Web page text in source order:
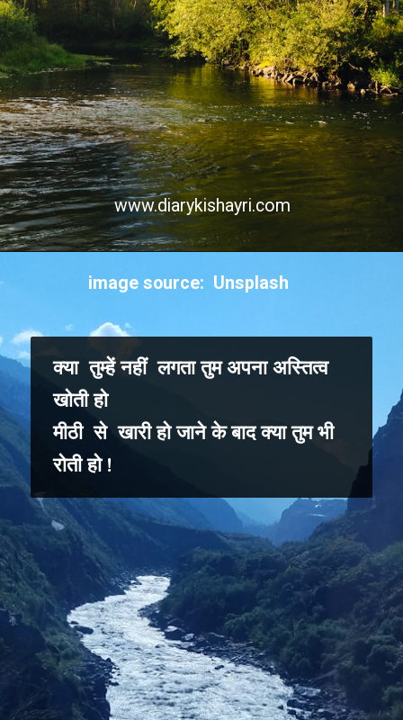
www.diarykishayri.com
क्या तुम्हें नहीं लगता तुम अपना अस्तित्व
खोती हो
मीठी से खारी हो जाने के बाद क्या तुम भी
रोती हो !
image source: Unsplash